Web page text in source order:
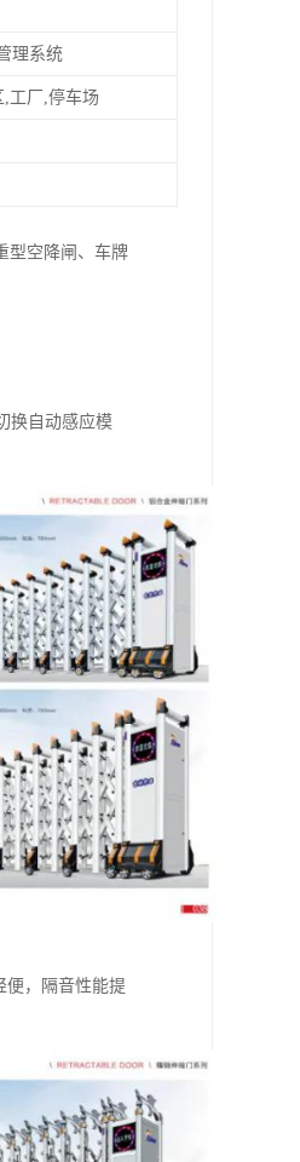
理系统
工厂,停车场
型空降闸、车牌
换自动感应模
便，隔音性能提